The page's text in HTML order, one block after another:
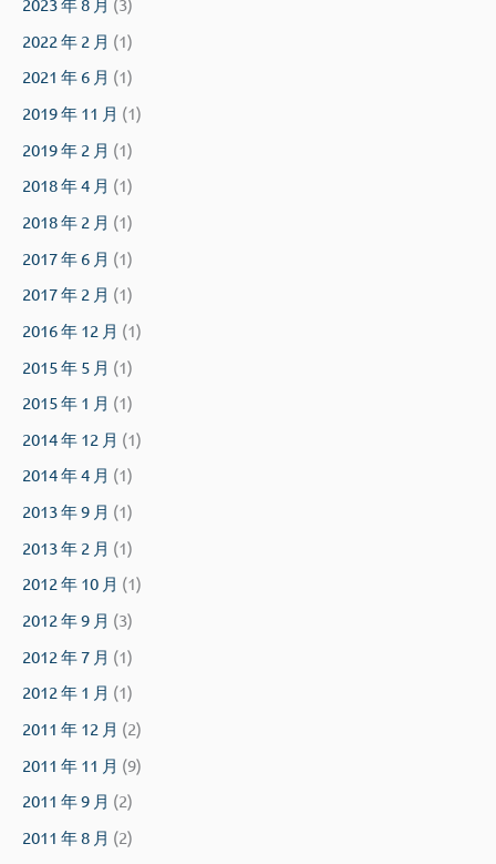
2022 年 2 月 (1)
2021 年 6 月 (1)
2019 年 11 月 (1)
2019 年 2 月 (1)
2018 年 4 月 (1)
2018 年 2 月 (1)
2017 年 6 月 (1)
2017 年 2 月 (1)
2016 年 12 月 (1)
2015 年 5 月 (1)
2015 年 1 月 (1)
2014 年 12 月 (1)
2014 年 4 月 (1)
2013 年 9 月 (1)
2013 年 2 月 (1)
2012 年 10 月 (1)
2012 年 9 月 (3)
2012 年 7 月 (1)
2012 年 1 月 (1)
2011 年 12 月 (2)
2011 年 11 月 (9)
2011 年 9 月 (2)
2011 年 8 月 (2)